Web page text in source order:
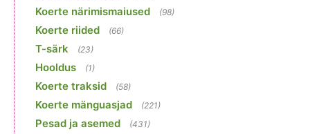
Koerte närimismaiused (98)
Koerte riided (66)
T-särk (23)
Hooldus (1)
Koerte traksid (58)
Koerte mänguasjad (221)
Pesad ja asemed (431)